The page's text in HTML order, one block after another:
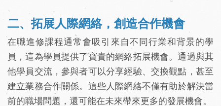
二、拓展人際網絡，創造合作機會
在職進修課程通常會吸引來自不同行業和背景的學
員，這為學員提供了寶貴的網絡拓展機會。通過與其
他學員交流，參與者可以分享經驗、交換觀點，甚至
建立業務合作關係。這些人際網絡不僅有助於解決當
前的職場問題，還可能在未來帶來更多的發展機會。